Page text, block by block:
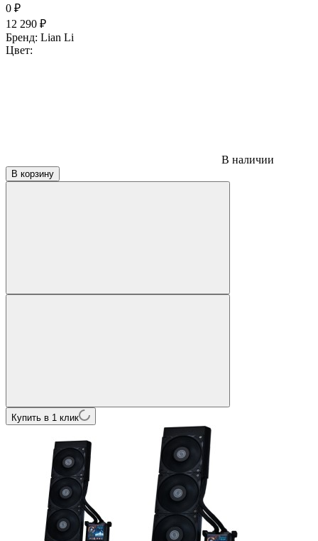
0 ₽
12 290 ₽
Бренд: Lian Li
Цвет:
В наличии
В корзину
Купить в 1 клик